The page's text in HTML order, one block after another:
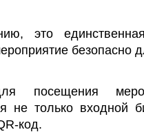
это
безопасно
посещения
не только входной
код.